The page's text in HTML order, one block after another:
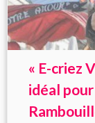
« E-criez
idéal